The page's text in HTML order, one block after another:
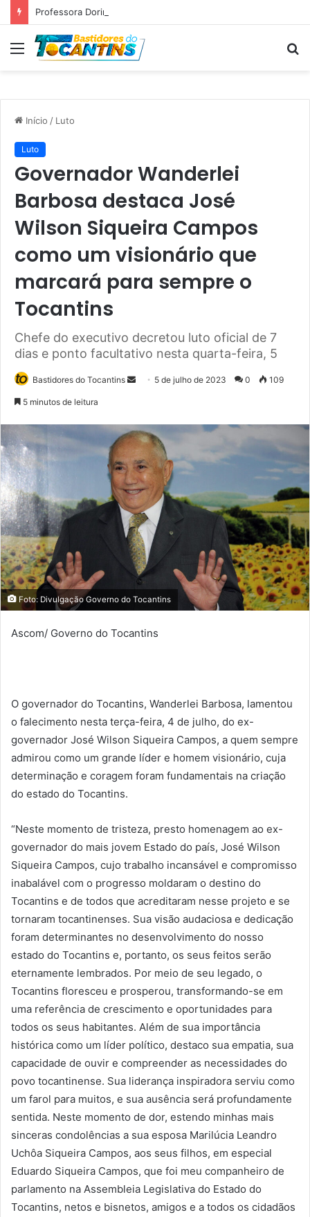
Menu
Início / Luto
Luto
Governador Wanderlei
Barbosa destaca José
Wilson Siqueira Campos
como um visionário que
marcará para sempre o
Tocantins
Chefe do executivo decretou luto oficial de 7
dias e ponto facultativo nesta quarta-feira, 5
Bastidores do Tocantins
d
e
u
m
e
-
m
a
i
l
5 de julho de 2023 0 109
5 minutos de leitura
Foto: Divulgação Governo do Tocantins
Ascom/ Governo do Tocantins
O governador do Tocantins, Wanderlei Barbosa, lamentou
o falecimento nesta terça-feira, 4 de julho, do ex-
governador José Wilson Siqueira Campos, a quem sempre
admirou como um grande líder e homem visionário, cuja
determinação e coragem foram fundamentais na criação
do estado do Tocantins.
“Neste momento de tristeza, presto homenagem ao ex-
governador do mais jovem Estado do país, José Wilson
Siqueira Campos, cujo trabalho incansável e compromisso
inabalável com o progresso moldaram o destino do
Tocantins e de todos que acreditaram nesse projeto e se
tornaram tocantinenses. Sua visão audaciosa e dedicação
foram determinantes no desenvolvimento do nosso
estado do Tocantins e, portanto, os seus feitos serão
eternamente lembrados. Por meio de seu legado, o
Tocantins floresceu e prosperou, transformando-se em
uma referência de crescimento e oportunidades para
todos os seus habitantes. Além de sua importância
histórica como um líder político, destaco sua empatia, sua
capacidade de ouvir e compreender as necessidades do
povo tocantinense. Sua liderança inspiradora serviu como
um farol para muitos, e sua ausência será profundamente
sentida. Neste momento de dor, estendo minhas mais
sinceras condolências a sua esposa Marilúcia Leandro
Uchôa Siqueira Campos, aos seus filhos, em especial
Eduardo Siqueira Campos, que foi meu companheiro de
parlamento na Assembleia Legislativa do Estado do
Tocantins, netos e bisnetos, amigos e a todos os cidadãos